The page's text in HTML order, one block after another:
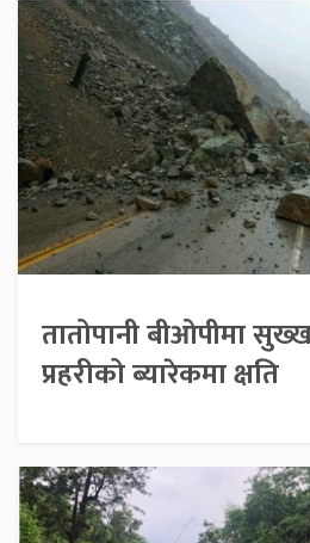
तातोपानी बीओपीमा
प्रहरीको ब्यारेकमा क्षति